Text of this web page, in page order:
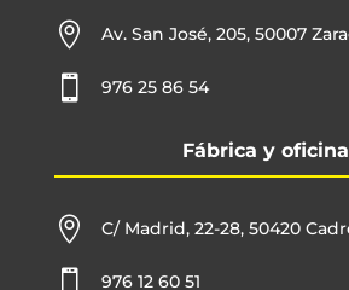
 Av. San José, 205, 50007
 976 25 86 54
Fábrica y
 C/ Madrid, 22-28, 50420
 976 12 60 51